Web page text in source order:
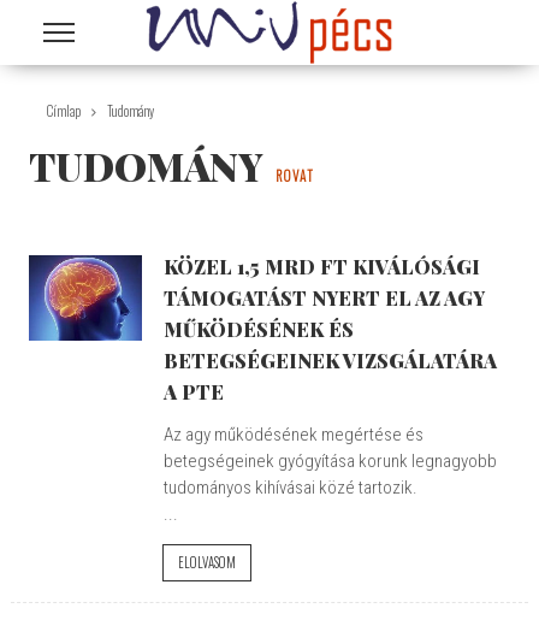
Ugrás a tartalomra
Címlap Tudomány
TUDOMÁNY ROVAT
KÖZEL 1,5 MRD FT KIVÁLÓSÁGI
TÁMOGATÁST NYERT EL AZ AGY
MŰKÖDÉSÉNEK ÉS
BETEGSÉGEINEK VIZSGÁLATÁRA
A PTE
Az agy működésének megértése és
betegségeinek gyógyítása korunk legnagyobb
tudományos kihívásai közé tartozik.
...
ELOLVASOM